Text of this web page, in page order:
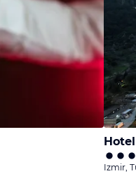
Izmir,